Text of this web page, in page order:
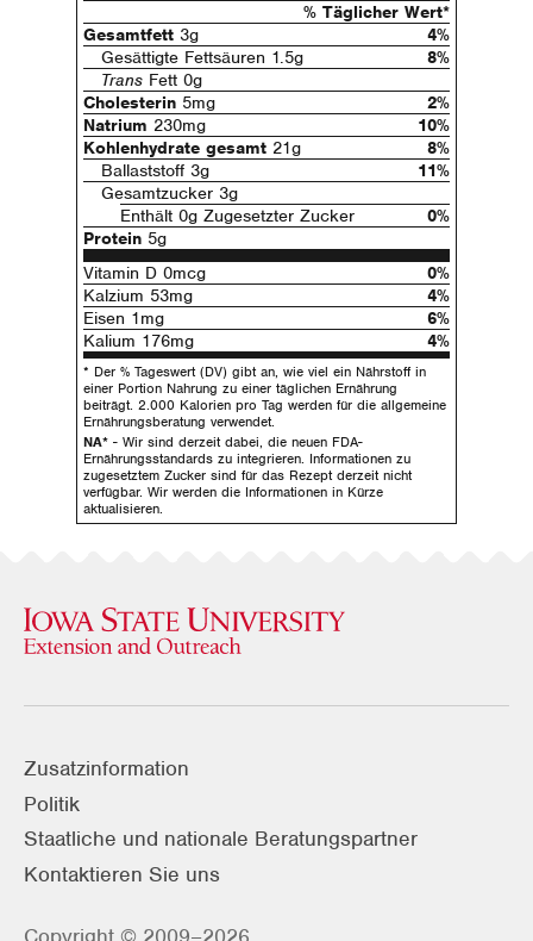
% Täglicher Wert*
Gesamtfett 3g
4%
Gesättigte Fettsäuren 1.5g
8%
Trans Fett 0g
Cholesterin 5mg
2%
Natrium 230mg
10%
Kohlenhydrate gesamt 21g
8%
Ballaststoff 3g
11%
Gesamtzucker 3g
Enthält 0g Zugesetzter Zucker
0%
Protein 5g
Vitamin D 0mcg
0%
Kalzium 53mg
4%
Eisen 1mg
6%
Kalium 176mg
4%
* Der % Tageswert (DV) gibt an, wie viel ein Nährstoff in
einer Portion Nahrung zu einer täglichen Ernährung
beiträgt. 2.000 Kalorien pro Tag werden für die allgemeine
Ernährungsberatung verwendet.
NA* - Wir sind derzeit dabei, die neuen FDA-
Ernährungsstandards zu integrieren. Informationen zu
zugesetztem Zucker sind für das Rezept derzeit nicht
verfügbar. Wir werden die Informationen in Kürze
aktualisieren.
Zusatzinformation
Politik
Staatliche und nationale Beratungspartner
Kontaktieren Sie uns